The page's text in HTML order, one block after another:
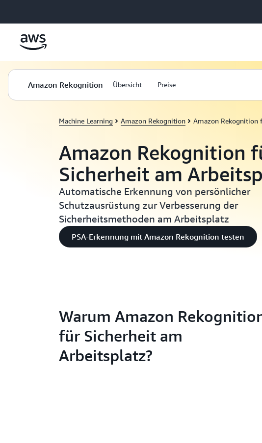
Amazon Rekognition Übersicht Preise
Machine Learning Amazon Rekognition Amazon Rekognition
Amazon Rekognition
Sicherheit am
Automatische Erkennung von persönlicher
Schutzausrüstung zur Verbesserung der
Sicherheitsmethoden am Arbeitsplatz
PSA-Erkennung mit Amazon Rekognition testen
Warum Amazon
für Sicherheit am
Arbeitsplatz?